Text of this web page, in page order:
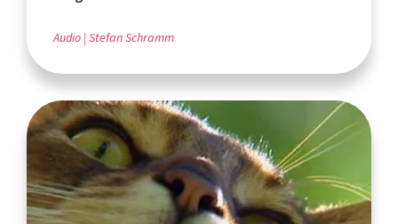
Audio Stefan Schramm